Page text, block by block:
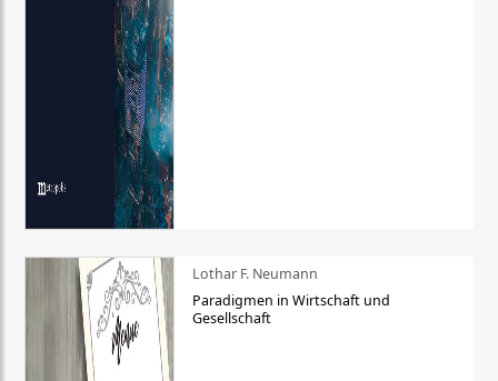
Lothar F. Neumann
Paradigmen in Wirtschaft und
Gesellschaft